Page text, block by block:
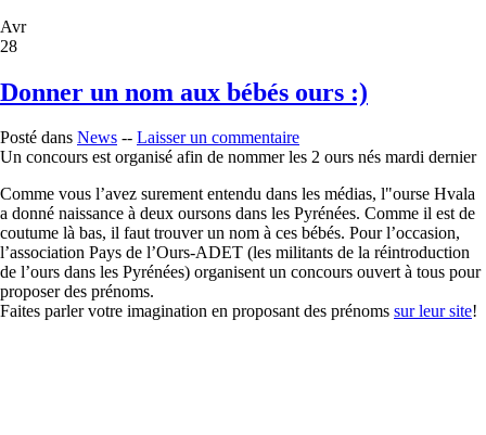
Avr
28
Donner un nom aux bébés ours :)
Posté dans News -- Laisser un commentaire
Un concours est organisé afin de nommer les 2 ours nés mardi dernier
Comme vous l’avez surement entendu dans les médias, l"ourse Hvala
a donné naissance à deux oursons dans les Pyrénées. Comme il est de
coutume là bas, il faut trouver un nom à ces bébés. Pour l’occasion,
l’association Pays de l’Ours-ADET (les militants de la réintroduction
de l’ours dans les Pyrénées) organisent un concours ouvert à tous pour
proposer des prénoms.
Faites parler votre imagination en proposant des prénoms sur leur site!